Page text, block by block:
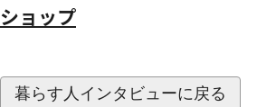
ショップ
暮らす人インタビューに戻る